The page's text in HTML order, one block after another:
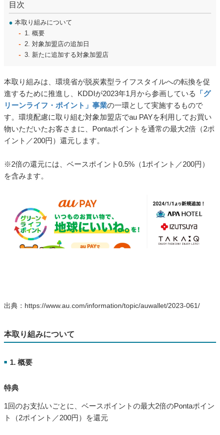
目次
● 本取り組みについて
1. 概要
2. 対象加盟店の追加日
3. 新たに追加する対象加盟店
本取り組みは、環境省が脱炭素型ライフスタイルへの転換を促
進するために推進し、KDDIが2023年1月から参画している
「グ
リーンライフ・ポイント」事業の一環として実施するもので
す。環境配慮に取り組む対象加盟店でau PAYを利用してお買い
物いただいたお客さまに、Pontaポイントを通常の最大2倍（2ポ
イント／200円）還元します。
※2倍の還元には、ベースポイント0.5%（1ポイント／200円）
を含みます。
出典：https://www.au.com/information/topic/auwallet/2023-061/
本取り組みについて
■ 1. 概要
特典
1回のお支払いごとに、ベースポイントの最大2倍のPontaポイン
ト（2ポイント／200円）を還元